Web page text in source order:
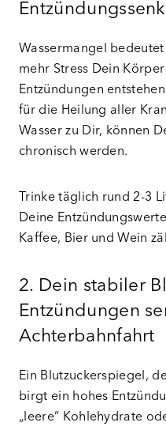
Wassermangel
mehr Stress Dein
Entzündungen
für die Heilung aller
Wasser zu Dir, können
chronisch werden.
Trinke täglich rund 2-3
Deine
Kaffee, Bier und Wein
2. Dein stabiler
Entzündungen
Achterbahnfahrt
Ein Blutzuckerspiegel,
birgt ein hohes
„leere“ Kohlehydrate